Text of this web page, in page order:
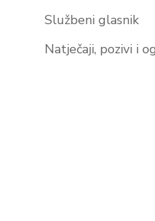
Službeni glasnik
Natječaji, pozivi i